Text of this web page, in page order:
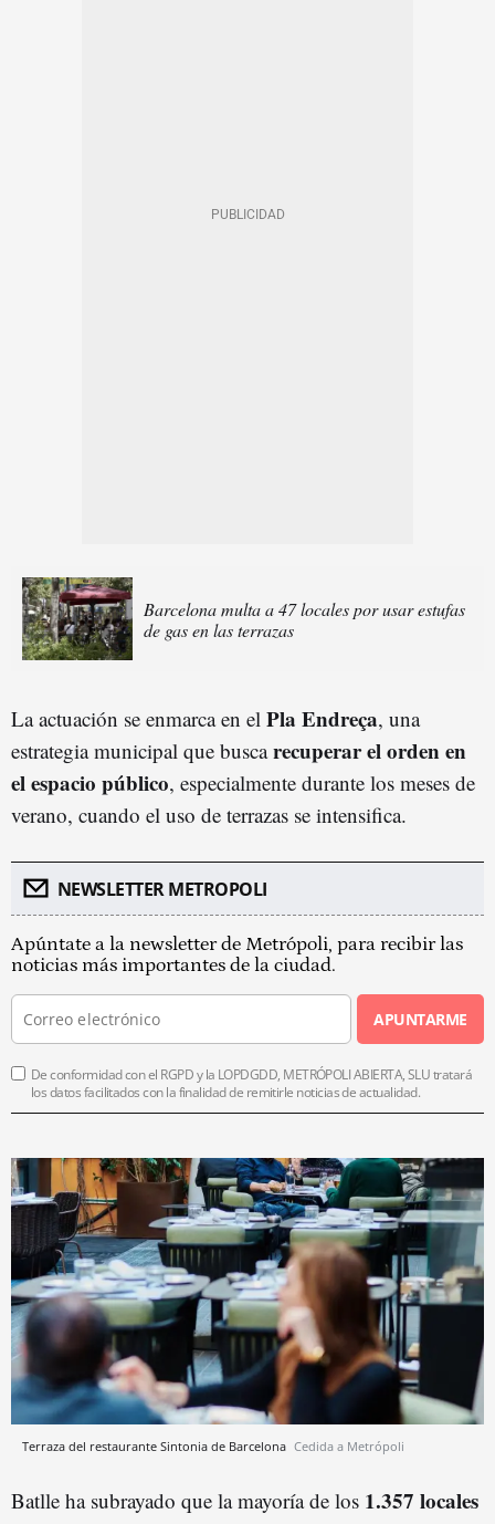
Barcelona multa a 47 locales por usar estufas
de gas en las terrazas
La actuación se enmarca en el Pla Endreça, una
estrategia municipal que buscarecuperar el orden en
el espacio público, especialmente durante los meses de
verano, cuando el uso de terrazas se intensifica.
NEWSLETTER METROPOLI
Apúntate a la newsletter de Metrópoli, para recibir las
noticias más importantes de la ciudad.
APUNTARME
De conformidad con el RGPD y la LOPDGDD, METRÓPOLI ABIERTA, SLU tratará
los datos facilitados con la finalidad de remitirle noticias de actualidad.
Terraza del restaurante Sintonia de Barcelona Cedida a Metrópoli
Batlle ha subrayado que la mayoría de los 1.357 locales